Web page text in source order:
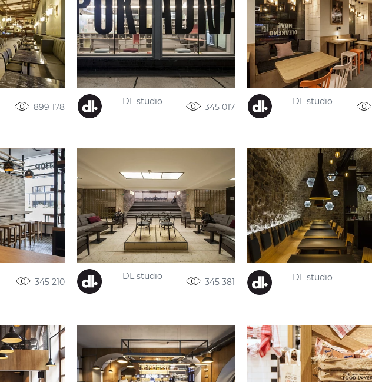
899 178
DL studio
345 017
DL studio
345 210
DL studio
345 381
DL studio